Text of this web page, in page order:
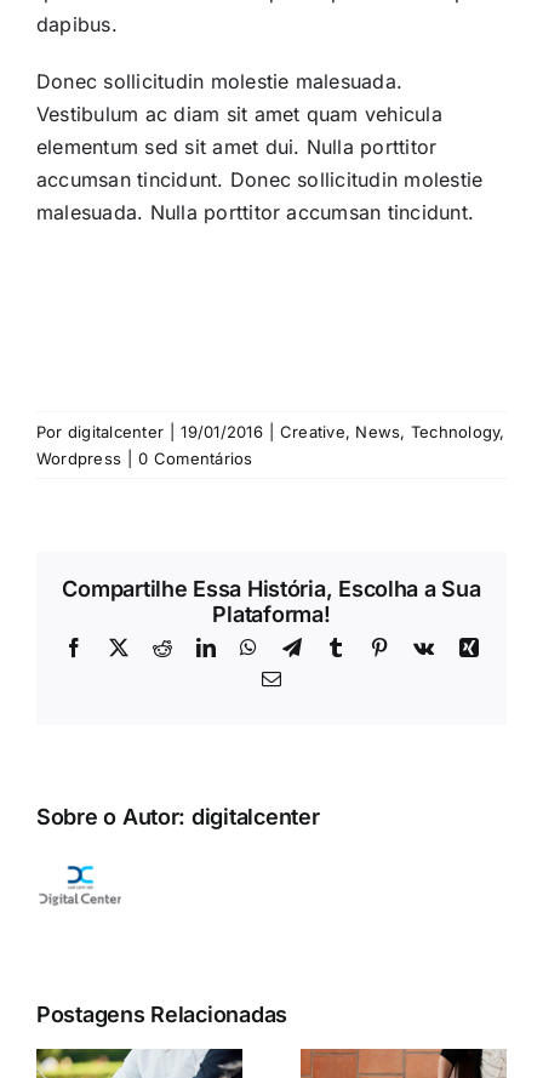
dapibus.
Donec sollicitudin molestie malesuada.
Vestibulum ac diam sit amet quam vehicula
elementum sed sit amet dui. Nulla porttitor
accumsan tincidunt. Donec sollicitudin molestie
malesuada. Nulla porttitor accumsan tincidunt.
Por digitalcenter 19/01/2016 Creative, News, Technology,
Wordpress
0 Comentários
Compartilhe Essa História, Escolha a Sua
Plataforma!
Facebook
X RedditLinkedInWhatsApp
TelegramTumblr Pinterest
Vk
Xing
E-
Sobre o Autor: digitalcenter
Postagens Relacionadas